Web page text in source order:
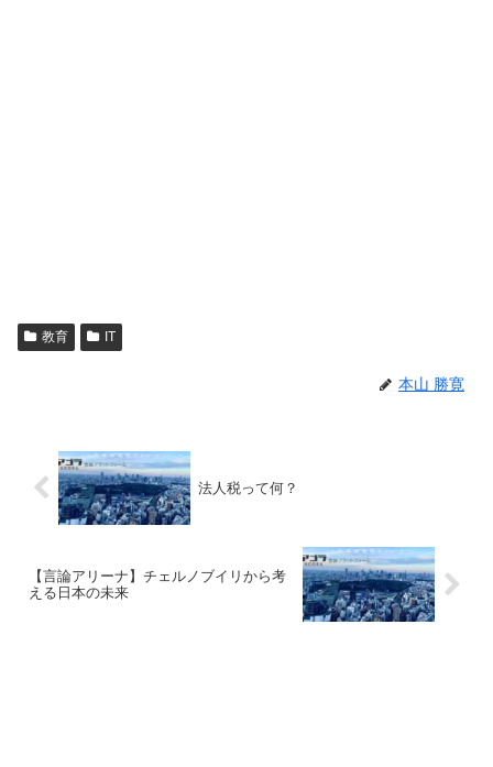
教育 IT
本山 勝寛
法人税って何？
【言論アリーナ】チェルノブイリから考
える日本の未来